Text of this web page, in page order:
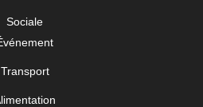
Sociale
Transport